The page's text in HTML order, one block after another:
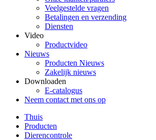
Veelgestelde vragen
Betalingen en verzending
Diensten
Video
Productvideo
Nieuws
Producten Nieuws
Zakelijk nieuws
Downloaden
E-catalogus
Neem contact met ons op
Thuis
Producten
Dierencontrole